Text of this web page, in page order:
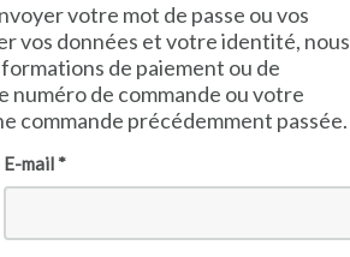
votre mot de passe ou vos
vos données et votre identité, nous
de paiement ou de
numéro de commande ou votre
commande précédemment passée.
E-mail *